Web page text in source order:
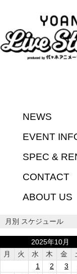
NEWS
EVENT
SPEC &
CONTACT
ABOUT US
月別 スケジュール
2025年10月
月
火 水 木 金
1
2 3